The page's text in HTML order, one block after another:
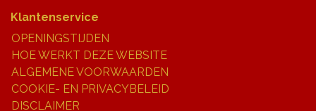
Klantenservice
OPENINGSTIJDEN
HOE WERKT DEZE WEBSITE
ALGEMENE VOORWAARDEN
COOKIE- EN PRIVACYBELEID
DISCLAIMER